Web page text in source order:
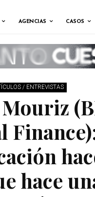
AGENCIAS CASOS
/ ENTREVISTAS
hace